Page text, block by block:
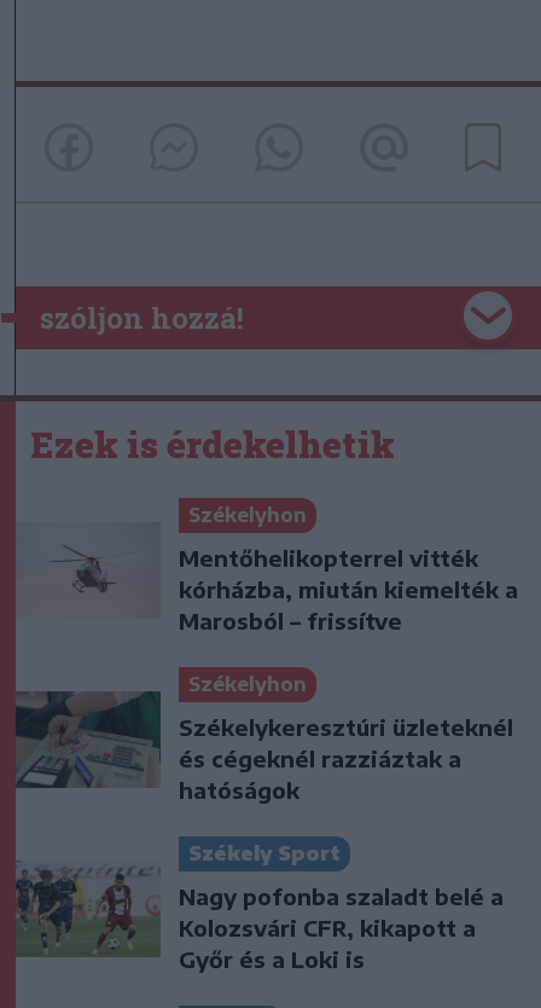
szóljon hozzá!
Ezek is érdekelhetik
Székelyhon
Mentőhelikopterrel vitték
kórházba, miután kiemelték a
Marosból – frissítve
Székelyhon
Székelykeresztúri üzleteknél
és cégeknél razziáztak a
hatóságok
Székely Sport
Nagy pofonba szaladt belé a
Kolozsvári CFR, kikapott a
Győr és a Loki is